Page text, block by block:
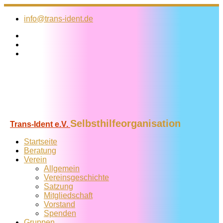
Zum
Inhalt
info@trans-ident.de
Trans-Ident e.V. Selbsthilfeorganisation
Startseite
Beratung
Verein
Allgemein
Vereins­geschichte
Satzung
Mitglied­schaft
Vorstand
Spenden